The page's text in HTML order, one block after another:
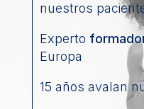
nuestros
Experto
Europa
15 años avalan